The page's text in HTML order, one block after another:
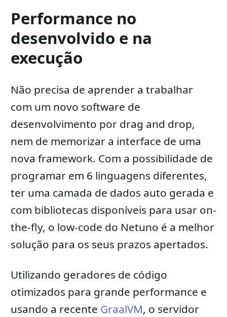
Performance no
desenvolvido e na
execução
Não precisa de aprender a trabalhar
com um novo software de
desenvolvimento por drag and drop,
nem de memorizar a interface de uma
nova framework. Com a possibilidade de
programar em 6 linguagens diferentes,
ter uma camada de dados auto gerada e
com bibliotecas disponíveis para usar on-
the-fly, o low-code do Netuno é a melhor
solução para os seus prazos apertados.
Utilizando geradores de código
otimizados para grande performance e
usando a recente GraalVM, o servidor